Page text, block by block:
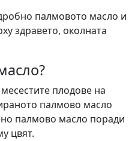
палмовото масло и
здравето, околната
плодове на
палмово масло
палмово масло поради
цвят.